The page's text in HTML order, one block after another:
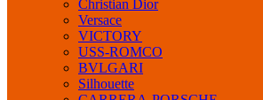
Christian Dior
Versace
VICTORY
USS-ROMCO
BVLGARI
Silhouette